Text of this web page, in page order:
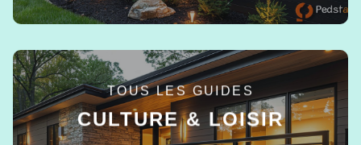
TOUS LES GUIDES
CULTURE & LOISIR